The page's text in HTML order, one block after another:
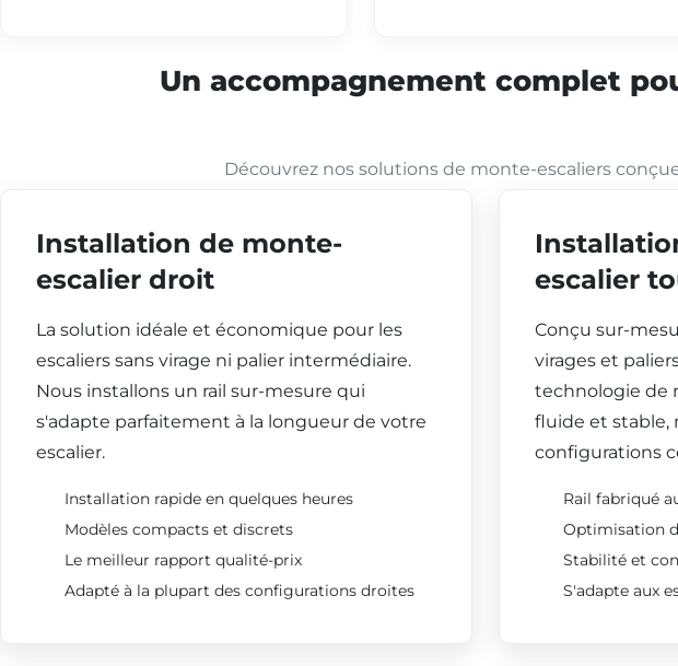
Un accompagnement complet
Découvrez nos solutions de monte-escaliers
Installation de monte-
escalier droit
La solution idéale et économique pour les
escaliers sans virage ni palier intermédiaire.
Nous installons un rail sur-mesure qui
s'adapte parfaitement à la longueur de votre
escalier.
Installation rapide en quelques heures
Modèles compacts et discrets
Le meilleur rapport qualité-prix
Adapté à la plupart des configurations droites
escalier
Conçu sur-
virages et
technologie de
fluide et stable,
configurations
Rail fabriqué
Optimisation
Stabilité et
S'adapte aux